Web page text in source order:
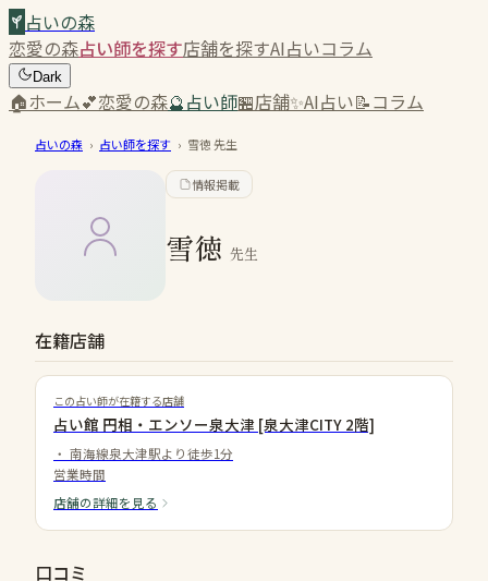
占いの森
恋愛の森占い師を探す店舗を探すAI占いコラム
Dark
🏠ホーム💕恋愛の森🔮占い師🏪店舗✨AI占い📝コラム
占いの森 › 占い師を探す › 雪徳先生
情報掲載
雪徳 先生
在籍店舗
この占い師が在籍する店舗
占い館 円相・エンソー泉大津 [泉大津CITY 2階]
・ 南海線泉大津駅より徒歩1分
営業時間
店舗の詳細を見る
口コミ